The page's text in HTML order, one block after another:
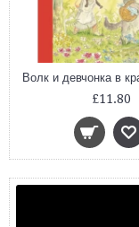
£11.80